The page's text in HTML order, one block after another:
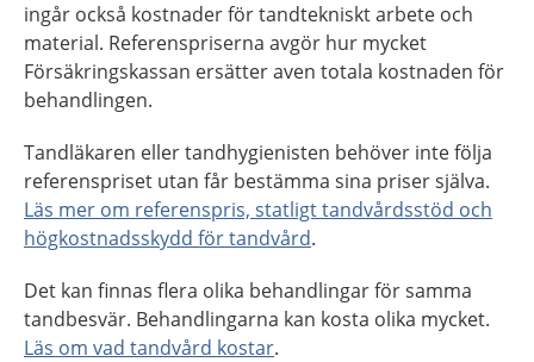
ingår också kostnader för tandtekniskt arbete och
material. Referenspriserna avgör hur mycket
Försäkringskassan ersätter aven totala kostnaden för
behandlingen.
Tandläkaren eller tandhygienisten behöver inte följa
referenspriset utan får bestämma sina priser själva.
Läs mer om referenspris, statligt tandvårdsstöd och
högkostnadsskydd för tandvård.
Det kan finnas flera olika behandlingar för samma
tandbesvär. Behandlingarna kan kosta olika mycket.
Läs om vad tandvård kostar.